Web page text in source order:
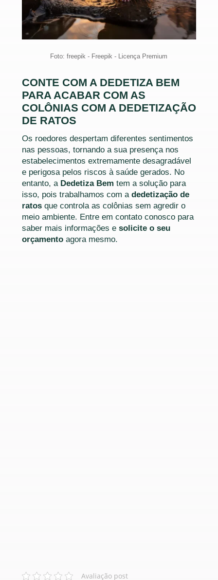
Foto: freepik - Freepik - Licença Premium
CONTE COM A DEDETIZA BEM
PARA ACABAR COM AS
COLÔNIAS COM A DEDETIZAÇÃO
DE RATOS
Os roedores despertam diferentes sentimentos
nas pessoas, tornando a sua presença nos
estabelecimentos extremamente desagradável
e perigosa pelos riscos à saúde gerados. No
entanto, a Dedetiza Bem tem a solução para
isso, pois trabalhamos com a dedetização de
ratosque controla as colônias sem agredir o
meio ambiente. Entre em contato conosco para
saber mais informações e solicite o seu
orçamentoagora mesmo.
Avaliação post